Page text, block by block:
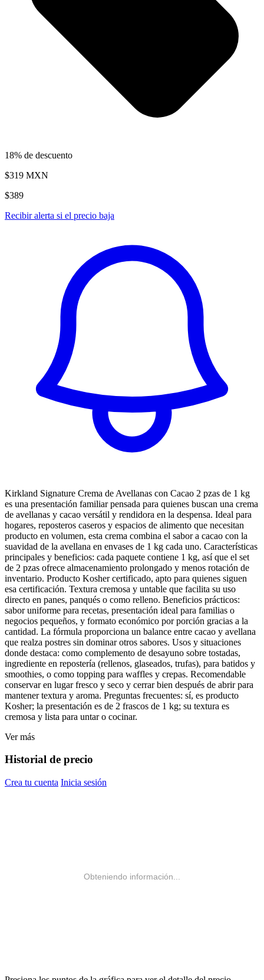
18% de descuento
$319 MXN
$389
Recibir alerta si el precio baja
Kirkland Signature Crema de Avellanas con Cacao 2 pzas de 1 kg
es una presentación familiar pensada para quienes buscan una crema
de avellanas y cacao versátil y rendidora en la despensa. Ideal para
hogares, reposteros caseros y espacios de alimento que necesitan
producto en volumen, esta crema combina el sabor a cacao con la
suavidad de la avellana en envases de 1 kg cada uno. Características
principales y beneficios: cada paquete contiene 1 kg, así que el set
de 2 pzas ofrece almacenamiento prolongado y menos rotación de
inventario. Producto Kosher certificado, apto para quienes siguen
esa certificación. Textura cremosa y untable que facilita su uso
directo en panes, panqués o como relleno. Beneficios prácticos:
sabor uniforme para recetas, presentación ideal para familias o
negocios pequeños, y formato económico por porción gracias a la
cantidad. La fórmula proporciona un balance entre cacao y avellana
que realza postres sin dominar otros sabores. Usos y situaciones
donde destaca: como complemento de desayuno sobre tostadas,
ingrediente en repostería (rellenos, glaseados, trufas), para batidos y
smoothies, o como topping para waffles y crepas. Recomendable
conservar en lugar fresco y seco y cerrar bien después de abrir para
mantener textura y aroma. Preguntas frecuentes: sí, es producto
Kosher; la presentación es de 2 frascos de 1 kg; su textura es
cremosa y lista para untar o cocinar.
Ver más
Historial de precio
Crea tu cuenta Inicia sesión
Obteniendo información...